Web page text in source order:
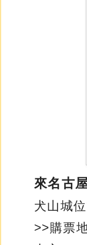
來名古
犬山城
>>購票